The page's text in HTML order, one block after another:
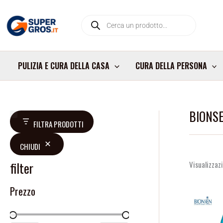
contenuto
search
PULIZIA E CURA DELLA CASA CURA DELLA PERSONA
FILTRA PRODOTTI
CHIUDI
filter
Prezzo
D
s
p
o
n